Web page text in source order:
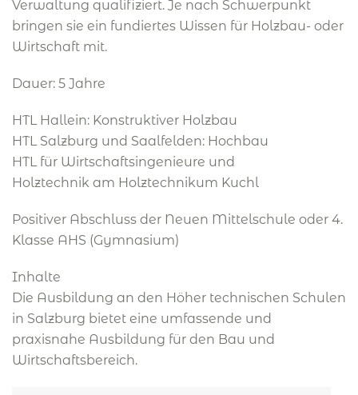
Verwaltung qualifiziert. Je nach Schwerpunkt
bringen sie ein fundiertes Wissen für Holzbau- oder
Wirtschaft mit.
Dauer: 5 Jahre
HTL Hallein: Konstruktiver Holzbau
HTL Salzburg und Saalfelden: Hochbau
HTL für Wirtschaftsingenieure und
Holztechnik am Holztechnikum Kuchl
Positiver Abschluss der Neuen Mittelschule oder 4.
Klasse AHS (Gymnasium)
Inhalte
Die Ausbildung an den Höher technischen Schulen
in Salzburg bietet eine umfassende und
praxisnahe Ausbildung für den Bau und
Wirtschaftsbereich.